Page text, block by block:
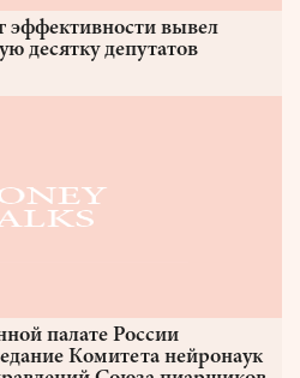
эффективности вывел
десятку депутатов
палате России
Комитета нейронаук